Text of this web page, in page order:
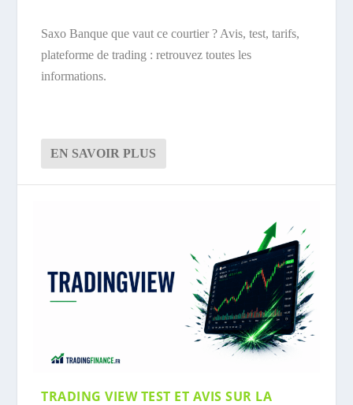
Saxo Banque que vaut ce courtier ? Avis, test, tarifs,
plateforme de trading : retrouvez toutes les
informations.
EN SAVOIR PLUS
TRADING VIEW TEST ET AVIS SUR LA